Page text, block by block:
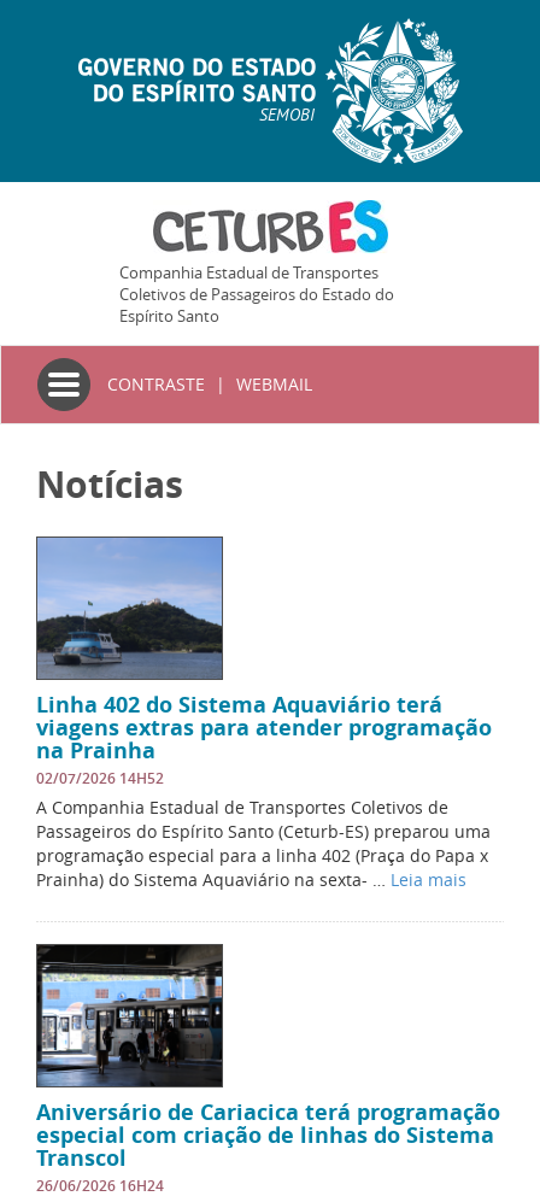
SEMOBI
Companhia Estadual de Transportes
Coletivos de Passageiros do Estado do
Espírito Santo
Toggle
navigation
CONTRASTE | WEBMAIL
Notícias
Linha 402 do Sistema Aquaviário terá
viagens extras para atender programação
na Prainha
02/07/2026 14H52
A Companhia Estadual de Transportes Coletivos de
Passageiros do Espírito Santo (Ceturb-ES) preparou uma
programação especial para a linha 402 (Praça do Papa x
Prainha) do Sistema Aquaviário na sexta- … Leia mais
Aniversário de Cariacica terá programação
especial com criação de linhas do Sistema
Transcol
26/06/2026 16H24